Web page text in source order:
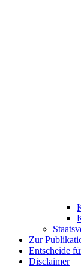
Zur
Entscheide
Disclaimer